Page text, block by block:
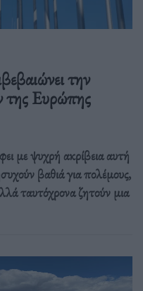
την
της Ευρώπης
με ψυχρή ακρίβεια αυτή
βαθιά για πολέμους,
ταυτόχρονα ζητούν μια